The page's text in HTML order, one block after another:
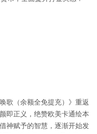
歌（余额全免提充）》重返
即正义，绝赞欧美卡通绘本
神赋予的智慧，逐渐开始发